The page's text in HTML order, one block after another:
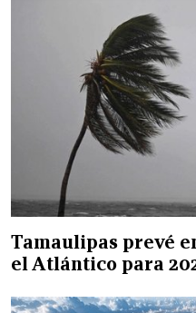
Tamaulipas prevé
el Atlántico para